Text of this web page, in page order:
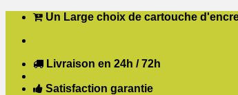
Passer
contenu
Un Large choix de cartouche
Livraison en 24h / 72h
Satisfaction garantie